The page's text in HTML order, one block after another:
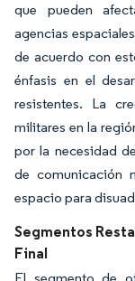
que pueden
agencias
de acuerdo con
énfasis en el
resistentes. La
militares en la
por la necesidad
de comunicación
espacio para
Segmentos
Final